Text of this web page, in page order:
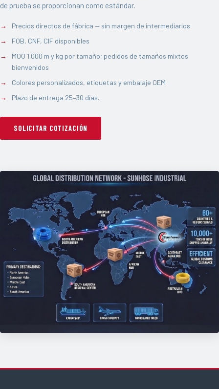
de prueba se proporcionan como estándar.
Precios directos de fábrica — sin margen de intermediarios
FOB, CNF, CIF disponibles
MOQ 1.000 m y kg por tamaño; pedidos de tamaños mixtos
bienvenidos
Colores personalizados, etiquetas y embalaje OEM
Plazo de entrega 25–30 días.
SOLICITAR COTIZACIÓN